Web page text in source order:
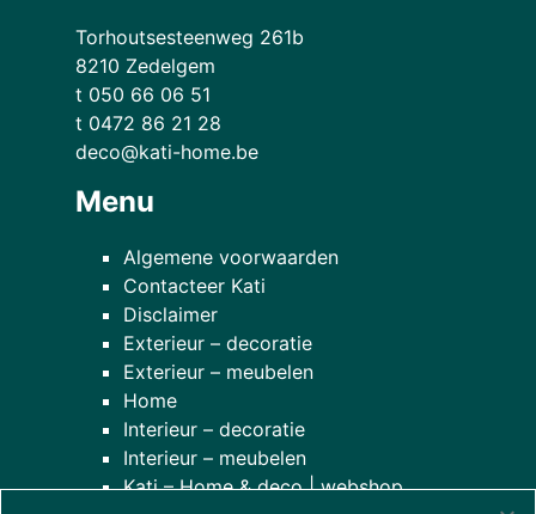
Torhoutsesteenweg 261b
8210 Zedelgem
t 050 66 06 51
t 0472 86 21 28
deco@kati-home.be
Menu
Algemene voorwaarden
Contacteer Kati
Disclaimer
Exterieur – decoratie
Exterieur – meubelen
Home
Interieur – decoratie
Interieur – meubelen
Kati – Home & deco | webshop